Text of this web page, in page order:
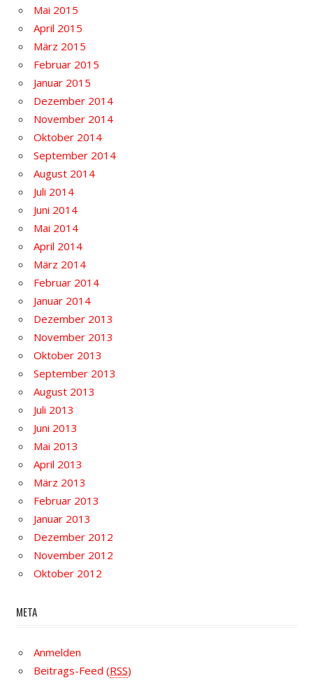
Mai 2015
April 2015
März 2015
Februar 2015
Januar 2015
Dezember 2014
November 2014
Oktober 2014
September 2014
August 2014
Juli 2014
Juni 2014
Mai 2014
April 2014
März 2014
Februar 2014
Januar 2014
Dezember 2013
November 2013
Oktober 2013
September 2013
August 2013
Juli 2013
Juni 2013
Mai 2013
April 2013
März 2013
Februar 2013
Januar 2013
Dezember 2012
November 2012
Oktober 2012
META
Anmelden
Beitrags-Feed (RSS)